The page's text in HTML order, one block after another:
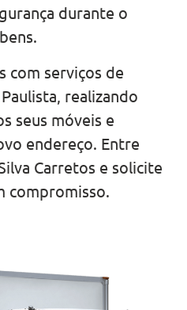
durante o
com serviços de
realizando
seus móveis e
endereço. Entre
Carretos e solicite
compromisso.